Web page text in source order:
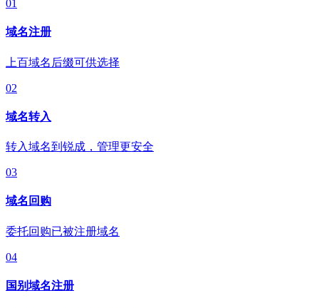
01
域名注册
上百域名后缀可供选择
02
域名转入
转入域名到锐成，管理更安全
03
域名回购
委托回购已被注册域名
04
国别域名注册